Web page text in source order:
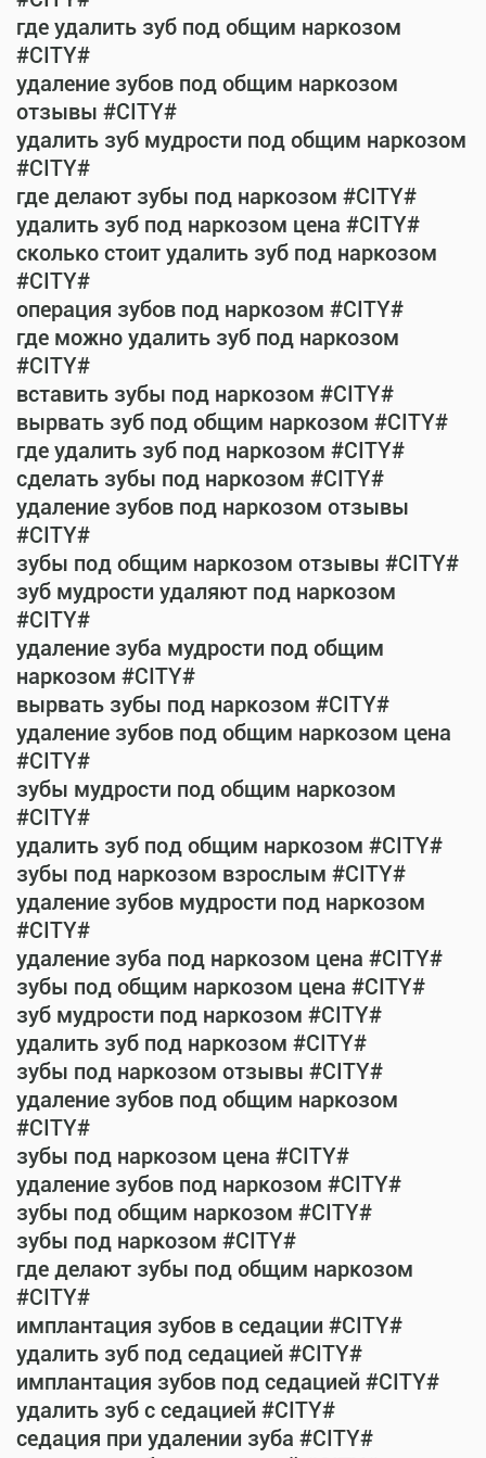
где удалить зуб под общим наркозом
#CITY#
удаление зубов под общим наркозом
отзывы #CITY#
удалить зуб мудрости под общим наркозом
#CITY#
где делают зубы под наркозом #CITY#
удалить зуб под наркозом цена #CITY#
сколько стоит удалить зуб под наркозом
#CITY#
операция зубов под наркозом #CITY#
где можно удалить зуб под наркозом
#CITY#
вставить зубы под наркозом #CITY#
вырвать зуб под общим наркозом #CITY#
где удалить зуб под наркозом #CITY#
сделать зубы под наркозом #CITY#
удаление зубов под наркозом отзывы
#CITY#
зубы под общим наркозом отзывы #CITY#
зуб мудрости удаляют под наркозом
#CITY#
удаление зуба мудрости под общим
наркозом #CITY#
вырвать зубы под наркозом #CITY#
удаление зубов под общим наркозом цена
#CITY#
зубы мудрости под общим наркозом
#CITY#
удалить зуб под общим наркозом #CITY#
зубы под наркозом взрослым #CITY#
удаление зубов мудрости под наркозом
#CITY#
удаление зуба под наркозом цена #CITY#
зубы под общим наркозом цена #CITY#
зуб мудрости под наркозом #CITY#
удалить зуб под наркозом #CITY#
зубы под наркозом отзывы #CITY#
удаление зубов под общим наркозом
#CITY#
зубы под наркозом цена #CITY#
удаление зубов под наркозом #CITY#
зубы под общим наркозом #CITY#
зубы под наркозом #CITY#
где делают зубы под общим наркозом
#CITY#
имплантация зубов в седации #CITY#
удалить зуб под седацией #CITY#
имплантация зубов под седацией #CITY#
удалить зуб с седацией #CITY#
седация при удалении зуба #CITY#